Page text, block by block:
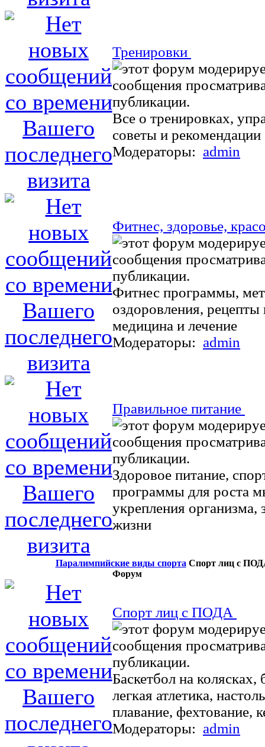
Тренировки
Все о тренировках,
советы и рекомендации
Модераторы: admin
Фитнес, здоровье,
Фитнес программы,
оздоровления, рецепты
медицина и лечение
Модераторы: admin
Правильное питание
Здоровое питание,
программы для роста
укрепления организма,
жизни
Паралимпийские виды спорта Спорт лиц с
Форум
Спорт лиц с ПОДА
Баскетбол на колясках,
легкая атлетика,
плавание, фехтование,
Модераторы: admin